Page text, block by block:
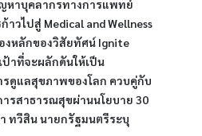
หาบุคลากรทางการแพทย์
วไปสู่ Medical and Wellness
องหลักของวิสัยทัศน์ Ignite
ป้าที่จะผลักดันให้เป็น
ดูแลสุขภาพของโลก ควบคู่กับ
รสาธารณสุขผ่านนโยบาย 30
ทวีสิน นายกรัฐมนตรีระบุ